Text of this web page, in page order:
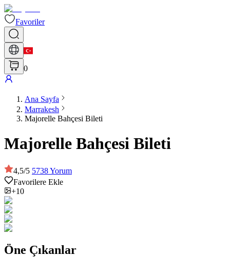
Favoriler
0
Ana Sayfa
Marrakesh
Majorelle Bahçesi Bileti
Majorelle Bahçesi Bileti
4,5/5 5738Yorum
Favorilere Ekle
+10
Öne Çıkanlar